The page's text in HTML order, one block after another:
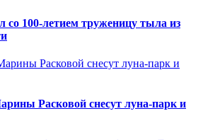
со 100-летием труженицу тыла из
Расковой снесут луна-парк и